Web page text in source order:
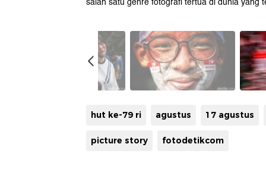
hut ke-79 ri agustus 17 agustus
picture story fotodetikcom